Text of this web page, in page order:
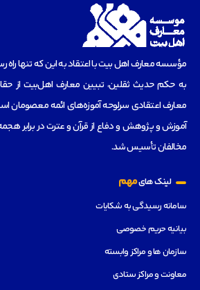
مؤسسه‌ معارف اهل بیت با اعتقاد به این که تنها راه
به حکم حدیث ثقلین، تبیین معارف اهل‌بیت از
آموزش و پژوهش و دفاع از قرآن و عترت در برابر
مخالفان تأسیس شد.
لینک هایمهم
سامانه رسیدگی به شکایات
بیانیه حریم خصوصی
سازمان ها و مراکز وابسته
معاونت و مراکز ستادی